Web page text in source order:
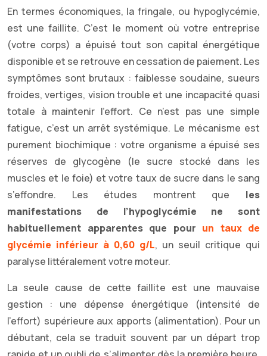
En termes économiques, la fringale, ou hypoglycémie,
est une faillite. C’est le moment où votre entreprise
(votre corps) a épuisé tout son capital énergétique
disponible et se retrouve en cessation de paiement. Les
symptômes sont brutaux : faiblesse soudaine, sueurs
froides, vertiges, vision trouble et une incapacité quasi
totale à maintenir l’effort. Ce n’est pas une simple
fatigue, c’est un arrêt systémique. Le mécanisme est
purement biochimique : votre organisme a épuisé ses
réserves de glycogène (le sucre stocké dans les
muscles et le foie) et votre taux de sucre dans le sang
s’effondre. Les études montrent que les
manifestations de l’hypoglycémie ne sont
habituellement apparentes que pour un taux de
glycémie inférieur à 0,60 g/L, un seuil critique qui
paralyse littéralement votre moteur.
La seule cause de cette faillite est une mauvaise
gestion : une dépense énergétique (intensité de
l’effort) supérieure aux apports (alimentation). Pour un
débutant, cela se traduit souvent par un départ trop